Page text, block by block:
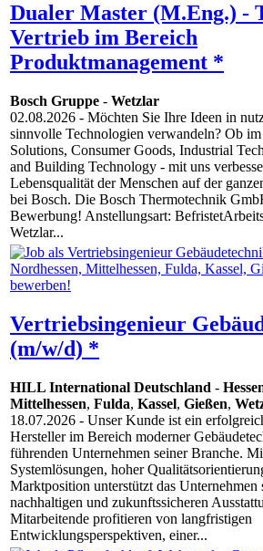
Dualer Master (M.Eng.) -
Vertrieb im Bereich
Produktmanagement *
Bosch Gruppe - Wetzlar
02.08.2026 - Möchten Sie Ihre Ideen in
sinnvolle Technologien verwandeln? Ob
Solutions, Consumer Goods, Industrial
and Building Technology - mit uns
Lebensqualität der Menschen auf der
bei Bosch. Die Bosch Thermotechnik
Bewerbung! Anstellungsart:
Wetzlar...
Vertriebsingenieur
(m/w/d) *
HILL International Deutschland -
Mittelhessen, Fulda, Kassel, Gießen,
18.07.2026 - Unser Kunde ist ein
Hersteller im Bereich moderner
führenden Unternehmen seiner Branche.
Systemlösungen, hoher
Marktposition unterstützt das Unternehmen
nachhaltigen und zukunftssicheren
Mitarbeitende profitieren von langfristigen
Entwicklungsperspektiven, einer...